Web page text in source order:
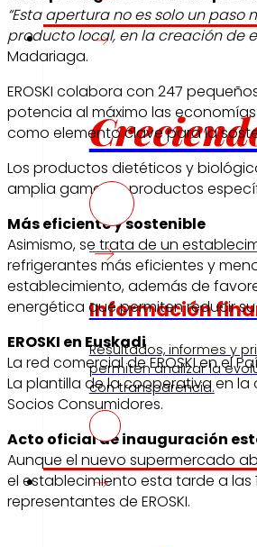
Inversores
Información
Resultados, informes y
permiten analizar la
con transparencia.
Prensa
“Esta apertura no es solo un
producto local, en la creación de
Madariaga.
EROSKI colabora con 247
potencia al máximo las
como elemento clave para la
Los productos dietéticos y
amplia gama de productos
Más eficiente y sostenible
Asimismo, se trata de un
refrigerantes más eficientes y
establecimiento, además de
energética que permiten reducir
EROSKI en Euskadi
La red comercial de EROSKI en el
La plantilla de la cooperativa en la
Socios Consumidores.
Acto oficial de inauguración
Aunque el nuevo supermercado
el establecimiento esta tarde a las
representantes de EROSKI.